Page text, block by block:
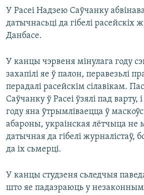
У Расеі Надзею Саўчанку
датычнасьці да гібелі расейскіх
Данбасе.
У канцы чэрвеня мінулага году
захапілі яе ў палон, перавезьлі
перадалі расейскім сілавікам.
Саўчанку ў Расеі ўзялі пад варту,
году яна ўтрымліваецца ў
абароны, украінская лётчыца не
датычная да гібелі журналістаў,
да іх сьмерці.
У канцы студзеня сьледчыя
што яе падазраюць у незаконным